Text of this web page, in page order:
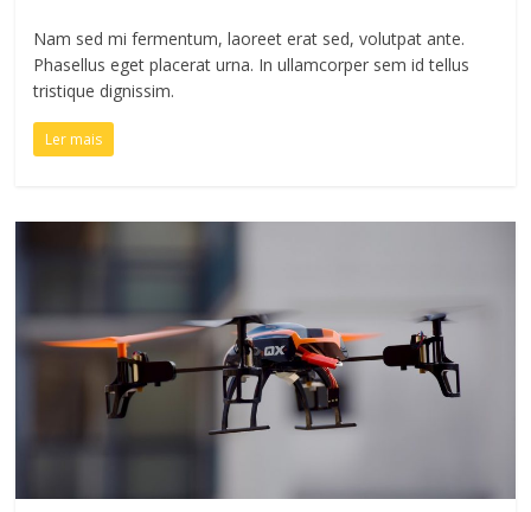
Nam sed mi fermentum, laoreet erat sed, volutpat ante.
Phasellus eget placerat urna. In ullamcorper sem id tellus
tristique dignissim.
Ler mais